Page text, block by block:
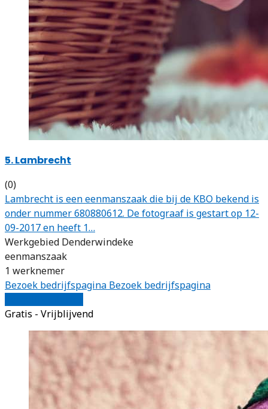
5. Lambrecht
(0)
Lambrecht is een eenmanszaak die bij de KBO bekend is
onder nummer 680880612. De fotograaf is gestart op 12-
09-2017 en heeft 1…
Werkgebied Denderwindeke
eenmanszaak
1 werknemer
Bezoek bedrijfspagina Bezoek bedrijfspagina
Gratis - Vrijblijvend